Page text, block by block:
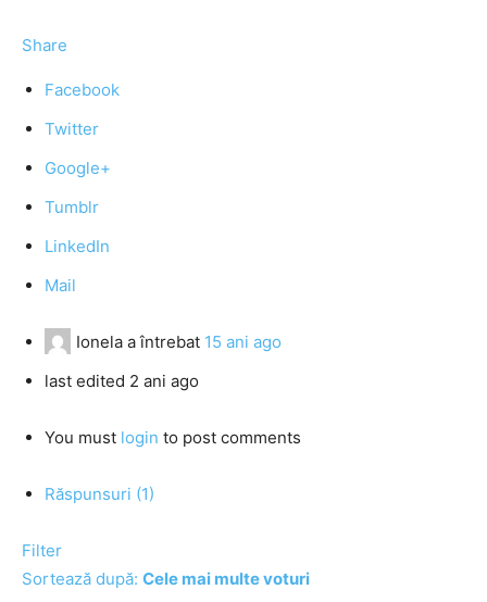
Share
Facebook
Twitter
Google+
Tumblr
LinkedIn
Mail
Ionela a întrebat 15 ani ago
last edited 2 ani ago
You must login to post comments
Răspunsuri (1)
Filter
Sortează după: Cele mai multe voturi